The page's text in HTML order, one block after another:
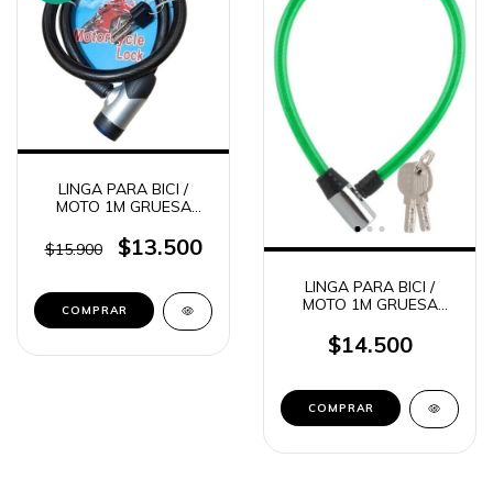
LINGA PARA BICI /
MOTO 1M GRUESA
$15.900
$13.500
LINGA PARA BICI /
MOTO 1M GRUESA
$14.500